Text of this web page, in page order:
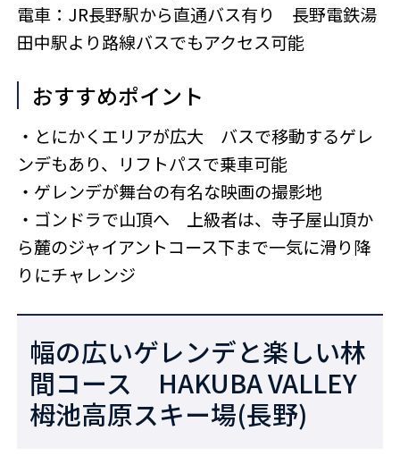
電車：JR長野駅から直通バス有り 長野電鉄湯
田中駅より路線バスでもアクセス可能
おすすめポイント
・とにかくエリアが広大 バスで移動するゲレ
ンデもあり、リフトパスで乗車可能
・ゲレンデが舞台の有名な映画の撮影地
・ゴンドラで山頂へ 上級者は、寺子屋山頂か
ら麓のジャイアントコース下まで一気に滑り降
りにチャレンジ
幅の広いゲレンデと楽しい林
間コース HAKUBA VALLEY
栂池高原スキー場(長野)